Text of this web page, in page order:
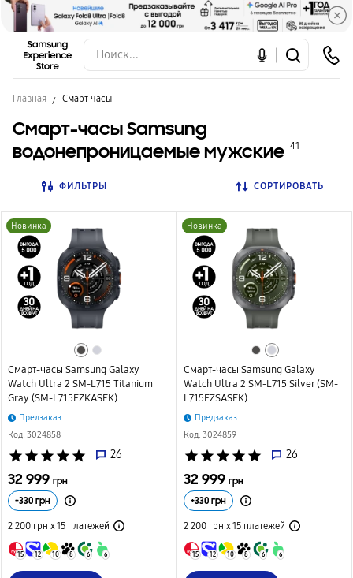
Главная Смарт часы
Смарт-часы Samsung
водонепроницаемые мужские 41
ФИЛЬТРЫ СОРТИРОВАТЬ
Новинка
Смарт-часы Samsung Galaxy
Watch Ultra 2 SM-L715 Titanium
Gray (SM-L715FZKASEK)
Предзаказ
Код: 3024858
star star star star star 26
32 999 грн
+330 грн
2 200 грн х 15 платежей
15 12 10 8 6 6
Новинка
Смарт-часы Samsung Galaxy
Watch Ultra 2 SM-L715 Silver (SM-
L715FZSASEK)
Предзаказ
Код: 3024859
star star star star star 26
32 999 грн
+330грн
2 200 грн х 15платежей
15 12 10 8 6 6